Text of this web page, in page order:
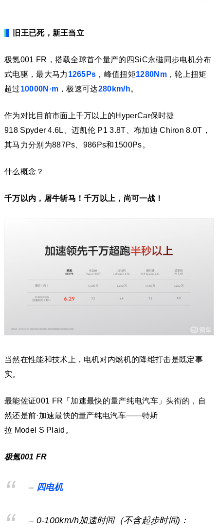
旧王已死，新王当立
极氪001 FR，搭载全球首个量产的四SiC永磁同步电机分布
式电驱，最大马力 1265Ps ，峰值扭矩1280Nm，轮上扭矩
超过10000N·m ，极速可达280km/h。
作为对比目前市面上千万以上的HyperCar保时捷
918 Spyder 4.6L、迈凯伦 P1 3.8T、布加迪 Chiron 8.0T，
其马力分别为887Ps、986Ps和1500Ps。
什么概念？
千万以内，屠牛斩马！千万以上，尚可一战！
当然在性能和技术上，电机对内燃机的降维打击是既定事
实。
最能佐证001 FR「加速最快的量产纯电汽车」头衔的，自
然还是前·加速最快的量产纯电汽车——特斯
拉 Model S Plaid。
极氪001 FR
– 四电机
– 0-100km/h加速时间（不含起步时间)：